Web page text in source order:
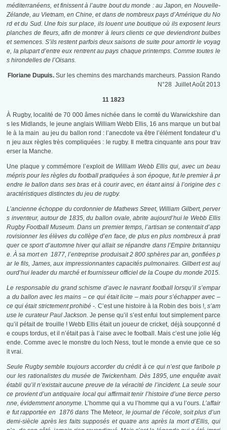
méditerranéens, et finissent à l’autre bout du monde : au Japon, en Nouvelle-
Zélande, au Vietnam, en Chine, et dans de nombreux pays d’Amérique du No
rd et du Sud. Une fois sur place, ils louent une boutique où ils exposent leurs
planches de fleurs, afin de montrer à leurs clients ce que deviendront bulbes
et semences. S’ils restent parfois deux saisons de suite pour amortir le voyag
e, la plupart d’entre eux rentrent au pays chaque printemps. Comme toutes le
s hirondelles de l’Oisans.
Floriane Dupuis. Sur les chemins des marchands marcheurs. Passion Rando
N°28 Juillet Août 2013
11 1823
À Rugby, localité de 70 000 âmes nichée dans le comté du Warwickshire dan
s les Midlands, le jeune anglais William Webb Ellis, 16 ans marque un but bal
le à la main au jeu du ballon rond : l’anecdote va être l’élément fondateur d’u
n jeu aux règles très compliquées : le rugby. Il mettra cinquante ans pour trav
erser la Manche.
Une plaque y commémore l’exploit de William Webb Ellis qui, avec un beau
mépris pour les règles du football pratiquées à son époque, fut le premier à pr
endre le ballon dans ses bras et à courir avec, en étant ainsi à l’origine des c
aractéristiques distinctes du jeu de rugby.
L’ancienne échoppe du cordonnier de Mathews Street, William Gilbert, perver
s inventeur, autour de 1835, du ballon ovale, abrite aujourd’hui le Webb Ellis
Rugby Football Museum. Dans un premier temps, l’artisan se contentait d’app
rovisionner les élèves du collège d’en face, de plus en plus nombreux à prati
quer ce sport d’automne hiver qui allait se répandre dans l’Empire britanniqu
e. À sa mort en 1877, l’entreprise produisait 2 800 sphères par an, gonflées p
ar le fils, James, aux impressionnantes capacités pulmonaires. Gilbert est auj
ourd’hui leader du marché et fournisseur officiel de la Coupe du monde 2015.
Le responsable du grand schisme d’avec le navrant football lorsqu’il s’empar
a du ballon avec les mains – ce qui était licite – mais pour s’échapper avec –
ce qui était strictement prohibé -. C’est une histoire à la Robin des bois !,s’am
use le curateur Paul Jackson. Je pense qu’il s’est enfui tout simplement parce
qu’il pétait de trouille ! Webb Ellis était un joueur de cricket, déjà soupçonné d
e coups tordus, et il n’était pas à l’aise avec le football. Mais c’est une jolie lég
ende. Comme avec le monstre du loch Ness, tout le monde a envie que ce so
it vrai.
Seule Rugby semble toujours accorder du crédit à ce qui n’est que faribole p
our les rationalistes du musée de Twickenham. Dès 1895, une enquête avait
établi qu’il n’existait aucune preuve de la véracité de l’incident. La seule sour
ce provient d’un antiquaire local qui affirmait tenir l’histoire d’une tierce perso
nne, évidemment anonyme. L’homme qui a vu l’homme qui a vu l’ours.L’affair
e fut rapportée en 1876 dans The Meteor, le journal de l’école, soit plus d’un
demi-siècle après les faits supposés et quatre ans après la mort d’Ellis, qui